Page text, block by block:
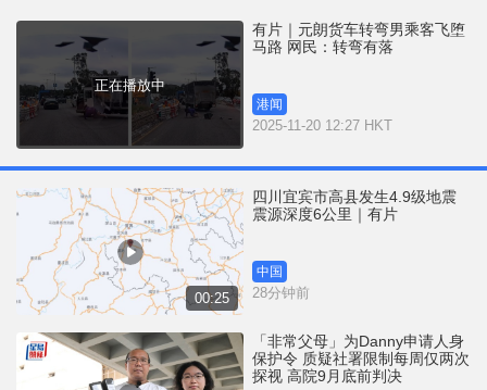
e
正在播放中
有片｜元朗货车转弯男乘客飞堕
马路 网民：转弯有落
港闻
2025-11-20 12:27 HKT
00:25
四川宜宾市高县发生4.9级地震
震源深度6公里｜有片
中国
28分钟前
「非常父母」为Danny申请人身
保护令 质疑社署限制每周仅两次
探视 高院9月底前判决